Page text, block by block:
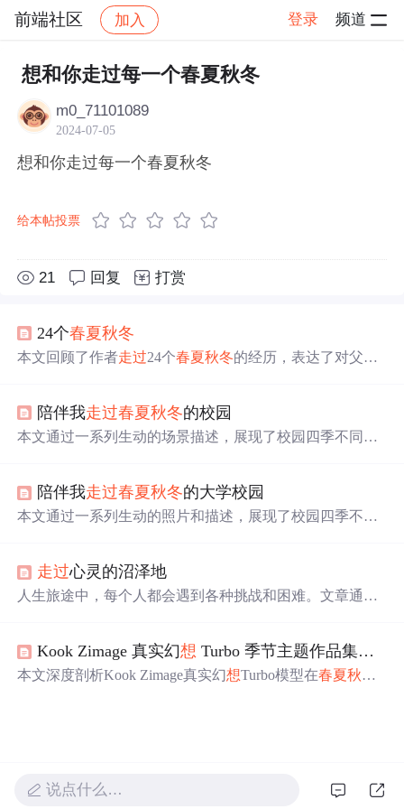
前端社区 加入 登录 频道
社区 前端社区 感慨 帖子详情
想和你走过每一个春夏秋冬
m0_71101089
2024-07-05
想和你走过每一个春夏秋冬
给本帖投票
21 回复 打赏
24个春夏秋冬
本文回顾了作者走过24个春夏秋冬的经历，表达了对父母
陪伴我走过春夏秋冬的校园
本文通过一系列生动的场景描述，展现了校园四季不同的
意。陪伴我走过春夏秋冬的大学校园
本文通过一系列生动的照片和描述，展现了校园四季不同
的变化。
走过心灵的沼泽地
人生旅途中，每个人都会遇到各种挑战和困难。文章通过
Kook Zimage 真实幻想 Turbo 季节主题作品集：
本文深度剖析Kook Zimage真实幻想Turbo模型在春夏秋冬
说点什么…